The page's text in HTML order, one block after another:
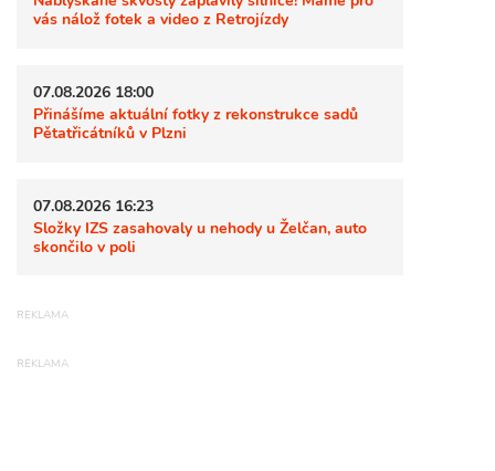
vás nálož fotek a video z Retrojízdy
07.08.2026 18:00
Přinášíme aktuální fotky z rekonstrukce sadů
Pětatřicátníků v Plzni
07.08.2026 16:23
Složky IZS zasahovaly u nehody u Želčan, auto
skončilo v poli